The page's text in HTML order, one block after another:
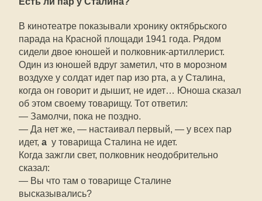
В кинотеатре показывали хронику октябрьского
парада на Красной площади 1941 года. Рядом
сидели двое юношей и полковник-артиллерист.
Один из юношей вдруг заметил, что в морозном
воздухе у солдат идет пар изо рта, а у Сталина,
когда он говорит и дышит, не идет… Юноша сказал
об этом своему товарищу. Тот ответил:
— Замолчи, пока не поздно.
— Да нет же, — настаивал первый, — у всех пар
идет, а у товарища Сталина не идет.
Когда зажгли свет, полковник неодобрительно
сказал:
— Вы что там о товарище Сталине
высказывались?